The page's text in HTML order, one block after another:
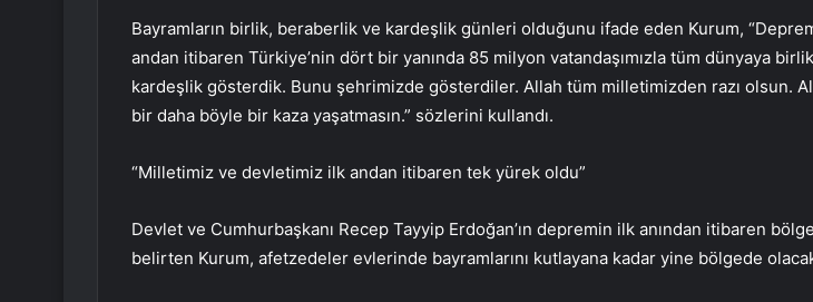
Bayramların birlik, beraberlik ve kardeşlik günleri olduğunu ifade eden Kurum,
andan itibaren Türkiye’nin dört bir yanında 85 milyon vatandaşımızla tüm dünyaya
kardeşlik gösterdik. Bunu şehrimizde gösterdiler. Allah tüm milletimizden razı olsun.
bir daha böyle bir kaza yaşatmasın.” sözlerini kullandı.
“Milletimiz ve devletimiz ilk andan itibaren tek yürek oldu”
Devlet ve Cumhurbaşkanı Recep Tayyip Erdoğan’ın depremin ilk anından itibaren
belirten Kurum, afetzedeler evlerinde bayramlarını kutlayana kadar yine bölgede